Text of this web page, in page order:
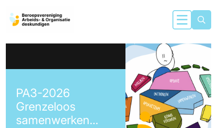
PA3-2026
Grenzeloos
samenwerken